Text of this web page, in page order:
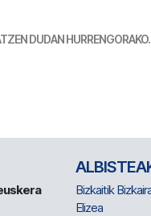
DUDAN HURRENGORAKO.
Bizkaitik
Elizea